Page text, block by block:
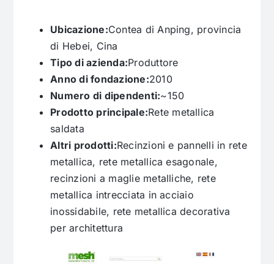
Ubicazione:Contea di Anping, provincia
di Hebei, Cina
Tipo di azienda:Produttore
Anno di fondazione:2010
Numero di dipendenti:~150
Prodotto principale:Rete metallica
saldata
Altri prodotti:Recinzioni e pannelli in rete
metallica, rete metallica esagonale,
recinzioni a maglie metalliche, rete
metallica intrecciata in acciaio
inossidabile, rete metallica decorativa
per architettura